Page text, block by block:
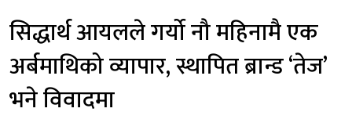
सिद्धार्थ आयलले गर्यो नौ महिनामै एक
अर्बमाथिको व्यापार, स्थापित ब्रान्ड ‘तेज’
भने विवादमा